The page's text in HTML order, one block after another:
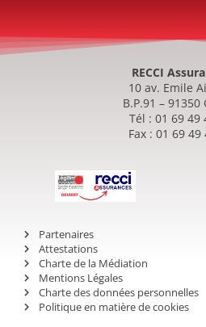
RECCI
10 av. Emile
B.P.91 – 91350
Tél : 01 69 49
Fax : 01 69 49
Partenaires
Attestations
Charte de la Médiation
Mentions Légales
Charte des données personnelles
Politique en matière de cookies